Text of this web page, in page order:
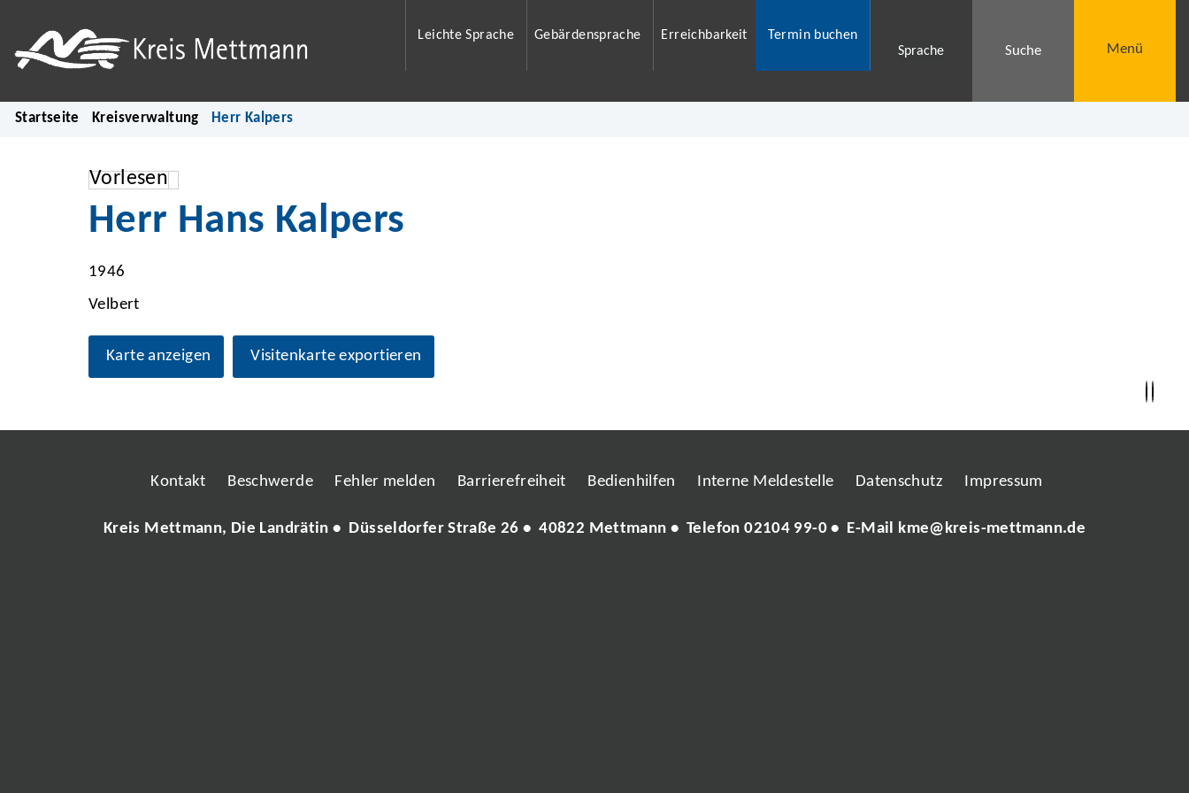
Leichte Sprache Gebärdensprache Erreichbarkeit
Termin buchen
Sprache
Suche Menü
Startseite Kreisverwaltung Herr Kalpers
Vorlesen
Herr Hans Kalpers
1946
Velbert
Karte anzeigen Visitenkarte exportieren
Kontakt Beschwerde Fehler melden Barrierefreiheit Bedienhilfen Interne Meldestelle Datenschutz Impressum
Kreis Mettmann, Die Landrätin • Düsseldorfer Straße 26 • 40822 Mettmann • Telefon02104 99-0• E-Mail kme@kreis-mettmann.de